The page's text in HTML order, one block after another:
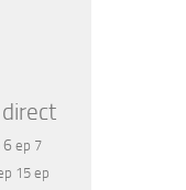
6 ep 7
15ep